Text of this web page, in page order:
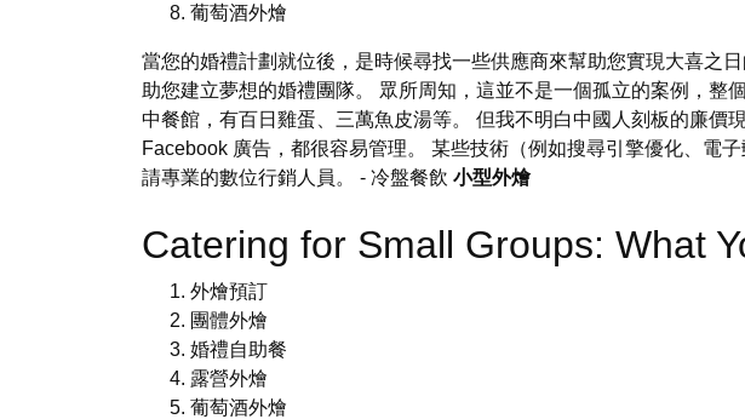
葡萄酒外燴
當您的婚禮計劃就位後，是時候尋找一些供應商來幫助您實現大喜之
助您建立夢想的婚禮團隊。 眾所周知，這並不是一個孤立的案例，整
中餐館，有百日雞蛋、三萬魚皮湯等。 但我不明白中國人刻板的廉價
Facebook 廣告，都很容易管理。 某些技術（例如搜尋引擎優化、電
請專業的數位行銷人員。 - 冷盤餐飲 小型外燴
Catering for Small Groups: What
外燴預訂
團體外燴
婚禮自助餐
露營外燴
葡萄酒外燴